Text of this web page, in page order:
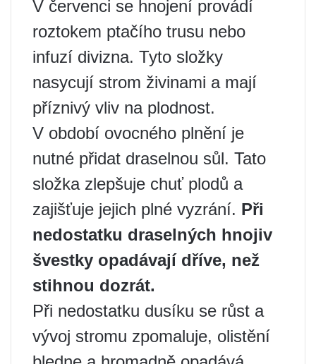
V červenci se hnojení provádí
roztokem ptačího trusu nebo
infuzí divizna. Tyto složky
nasycují strom živinami a mají
příznivý vliv na plodnost.
V období ovocného plnění je
nutné přidat draselnou sůl. Tato
složka zlepšuje chuť plodů a
zajišťuje jejich plné vyzrání. Při
nedostatku draselných hnojiv
švestky opadávají dříve, než
stihnou dozrát.
Při nedostatku dusíku se růst a
vývoj stromu zpomaluje, olistění